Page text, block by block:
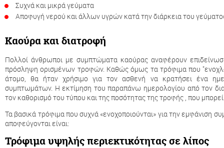
Συχνά και μικρά γεύματα
Αποφυγή νερού και άλλων υγρών κατά την διάρκεια του
Καούρα και διατροφή
Πολλοί άνθρωποι με συμπτώματα καούρας αναφέρουν
πρόσληψη ορισμένων τροφών. Καθώς όμως τα τρόφιμα που
άτομο, θα ήταν χρήσιμο για τον ασθενή να κρατήσει ένα
συμπτωμάτων. Η εκτίμηση του παραπάνω ημερολογίου από τον
τον καθορισμό του τύπου και της ποσότητας της τροφής , που
Τα βασικά τρόφιμα που συχνά «ενοχοποιούνται» για την εμφάνιση
αποφεύγονται είναι:
Τρόφιμα υψηλής περιεκτικότητας σε λίπος